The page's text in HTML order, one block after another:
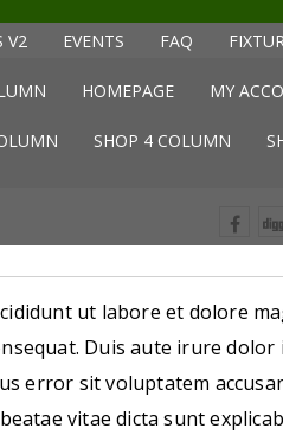
V2 EVENTS FAQ
HOMEPAGE MY
SHOP 4 COLUMN
ut labore et dolore
Duis aute irure
error sit voluptatem
vitae dicta sunt